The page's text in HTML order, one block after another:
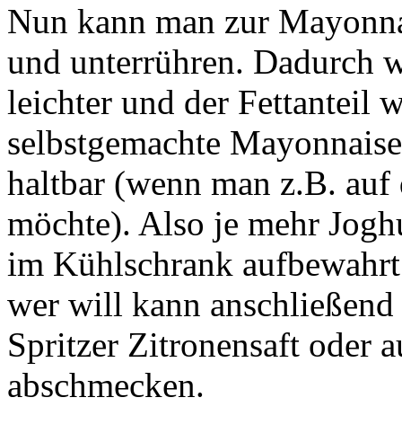
Nun kann man zur
und unterrühren. Dadurch
leichter und der Fettanteil
selbstgemachte
haltbar (wenn man z.B. auf
möchte). Also je mehr
im Kühlschrank
wer will kann
Spritzer Zitronensaft oder
abschmecken.